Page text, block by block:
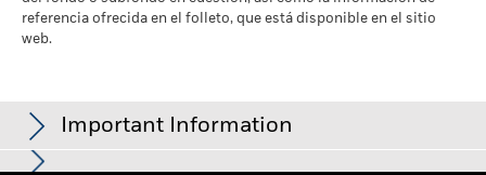
posiciones a fecha de 31 mar 2026. Por lo tanto, las
características de sostenibilidad del fondo pueden diferir de
Para estar incluido en las Calificaciones de Fondos ESG de
MSCI, el 65 % (o el 50 % en el caso de los fondos de bonos o
los fondos del mercado monetario) de la ponderación bruta
siguientes: 0,00% para Carbón Térmico y 0,00% para Arenas
Bituminosas.
mediante el uso de los datos de MSCI ESG Research, que
proporciona un perfil de la implicación empresarial específica
de cada empresa. BlackRock aprovecha estos datos para
ofrecer información resumida sobre los diferentes valores y la
referencia ofrecida en el folleto, que está disponible en el sitio
web.
Important Information